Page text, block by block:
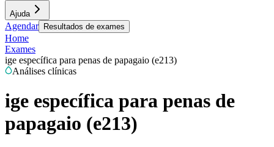
Ajuda
Agendar Resultados de exames
Home
Exames
ige específica para penas de papagaio (e213)
Análises clínicas
ige específica para penas de
papagaio (e213)